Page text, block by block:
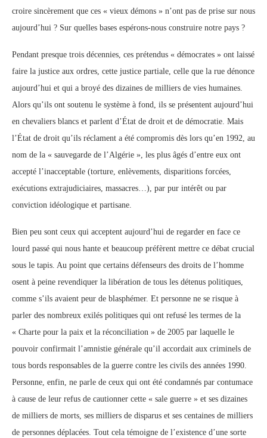
croire sincèrement que ces « vieux démons » n’ont pas de prise sur nous
aujourd’hui ? Sur quelles bases espérons-nous construire notre pays ?
Pendant presque trois décennies, ces prétendus « démocrates » ont laissé
faire la justice aux ordres, cette justice partiale, celle que la rue dénonce
aujourd’hui et qui a broyé des dizaines de milliers de vies humaines.
Alors qu’ils ont soutenu le système à fond, ils se présentent aujourd’hui
en chevaliers blancs et parlent d’État de droit et de démocratie. Mais
l’État de droit qu’ils réclament a été compromis dès lors qu’en 1992, au
nom de la « sauvegarde de l’Algérie », les plus âgés d’entre eux ont
accepté l’inacceptable (torture, enlèvements, disparitions forcées,
exécutions extrajudiciaires, massacres…), par pur intérêt ou par
conviction idéologique et partisane.
Bien peu sont ceux qui acceptent aujourd’hui de regarder en face ce
lourd passé qui nous hante et beaucoup préfèrent mettre ce débat crucial
sous le tapis. Au point que certains défenseurs des droits de l’homme
osent à peine revendiquer la libération de tous les détenus politiques,
comme s’ils avaient peur de blasphémer. Et personne ne se risque à
parler des nombreux exilés politiques qui ont refusé les termes de la
« Charte pour la paix et la réconciliation » de 2005 par laquelle le
pouvoir confirmait l’amnistie générale qu’il accordait aux criminels de
tous bords responsables de la guerre contre les civils des années 1990.
Personne, enfin, ne parle de ceux qui ont été condamnés par contumace
à cause de leur refus de cautionner cette « sale guerre » et ses dizaines
de milliers de morts, ses milliers de disparus et ses centaines de milliers
de personnes déplacées. Tout cela témoigne de l’existence d’une sorte